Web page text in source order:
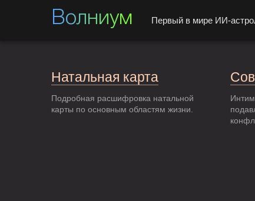
Волниум Первый в мире ИИ-
Натальная карта
Подробная расшифровка натальной
карты по основным областям жизни.